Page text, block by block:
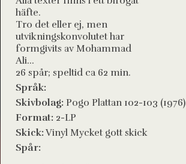
häfte.
Tro det eller ej, men
utvikningskonvolutet har
formgivits av Mohammad
Ali...
26 spår; speltid ca 62 min.
Språk:
Skivbolag: Pogo Plattan 102-103 (1976)
Format: 2-LP
Skick:Vinyl Mycket gott skick
Spår: